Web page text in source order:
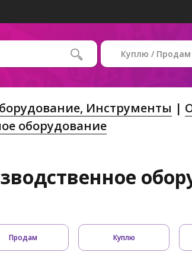
Куплю / Продам
Инструменты
оборудование
Продам Куплю